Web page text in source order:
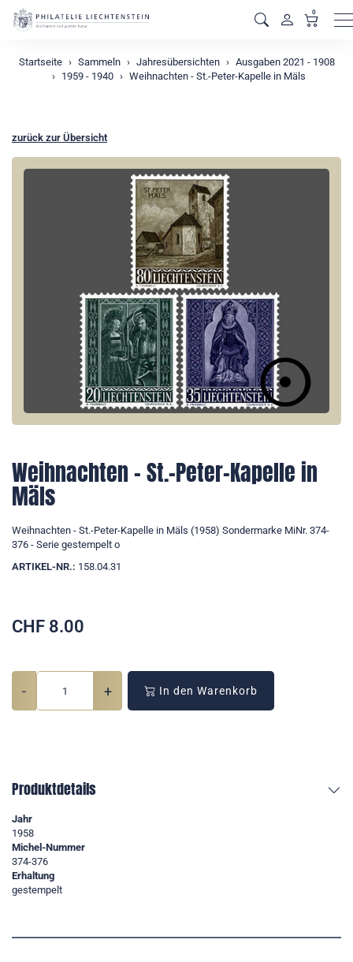
0
Startseite Sammeln Jahresübersichten
Ausgaben 2021 - 1908
1959 - 1940
Weihnachten - St.-Peter-Kapelle in Mäls
zurück zur Übersicht
Weihnachten - St.-Peter-Kapelle in
Mäls
Weihnachten - St.-Peter-Kapelle in Mäls (1958) Sondermarke MiNr. 374-
376 - Serie gestempelt o
ARTIKEL-NR.: 158.04.31
CHF 8.00
- + In den Warenkorb
Produktdetails
Jahr
1958
Michel-Nummer
374-376
Erhaltung
gestempelt